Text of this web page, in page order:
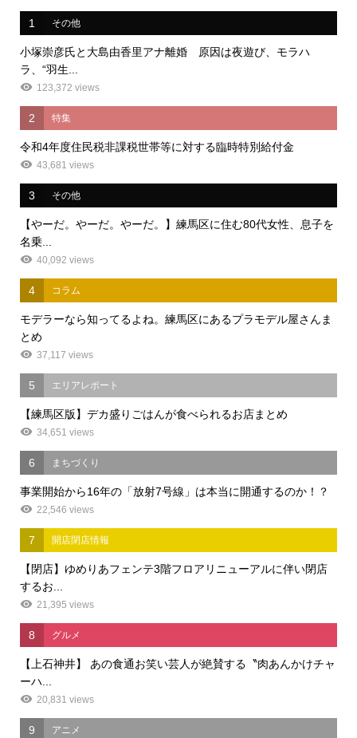
1 その他
小塚崇彦氏と大島由香里アナ離婚 原因は夜遊び、モラハ
ラ、“羽生...
123,372 views
2 特集
令和4年度住民税非課税世帯等に対する臨時特別給付金
43,681 views
3 その他
【やーだ。やーだ。やーだ。】練馬区に住む80代女性、息子を
名乗...
40,092 views
4 コラム
モデラーなら知ってるよね。練馬区にあるプラモデル屋さんま
とめ
37,117 views
5 エリアレポート
【練馬区版】デカ盛りごはんが食べられるお店まとめ
34,651 views
6 まちづくり
事業開始から16年の「放射7号線」は本当に開通するのか！？
22,546 views
7 開店閉店情報
【閉店】ゆめりあフェンテ3階フロアリニューアルに伴い閉店
するお...
21,395 views
8 グルメ
【上石神井】 あの食通お笑い芸人が絶賛する〝肉あんかけチャ
ーハ...
20,831 views
9 アニメ